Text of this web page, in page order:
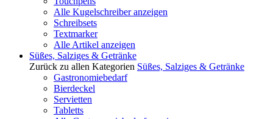
Alle Kugelschreiber anzeigen
Schreibsets
Textmarker
Alle Artikel anzeigen
Süßes, Salziges & Getränke
Zurück zu allen Kategorien Süßes, Salziges & Getränke
Gastronomiebedarf
Bierdeckel
Servietten
Tabletts